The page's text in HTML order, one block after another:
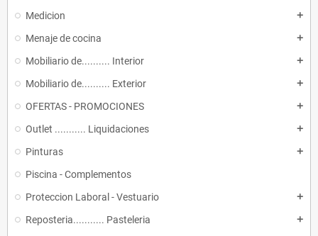
Medicion add
Menaje de cocina add
Mobiliario de.......... Interior add
Mobiliario de.......... Exterior add
OFERTAS - PROMOCIONES add
Outlet ........... Liquidaciones add
Pinturas add
Piscina - Complementos
Proteccion Laboral - Vestuario
add
Reposteria........... Pasteleria add